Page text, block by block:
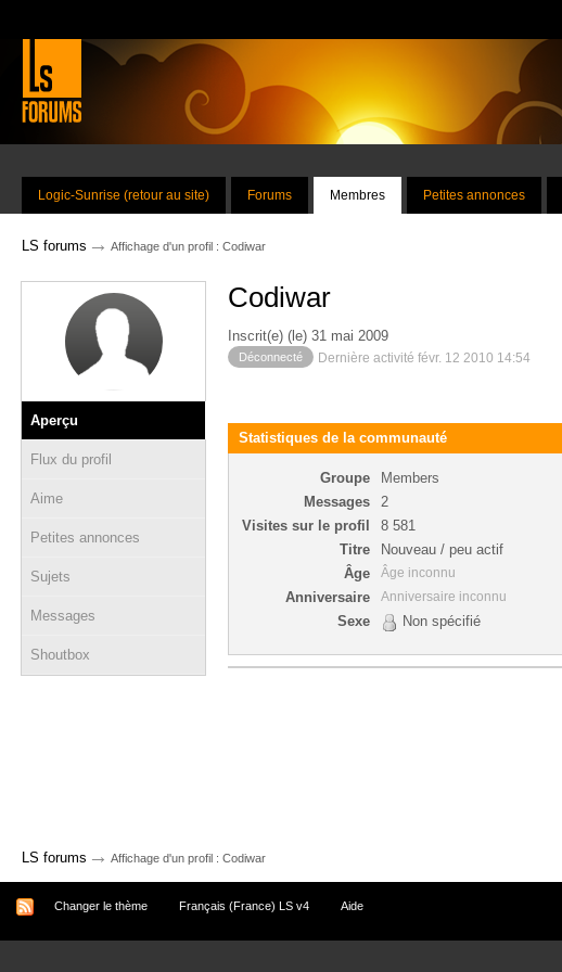
Logic-Sunrise (retour au site) Forums Membres Petites annonces
LS forums → Affichage d'un profil : Codiwar
Aperçu
Flux du profil
Aime
Petites annonces
Sujets
Messages
Shoutbox
Codiwar
Inscrit(e) (le) 31 mai 2009
Déconnecté Dernière activité févr. 12 2010 14:54
Statistiques de la communauté
Groupe
Members
Messages
2
Visites sur le profil
8 581
Titre
Nouveau / peu actif
Âge
Âge inconnu
Anniversaire Anniversaire inconnu
Sexe Non spécifié
LS forums → Affichage d'un profil : Codiwar
Changer le thème Français (France) LS v4 Aide